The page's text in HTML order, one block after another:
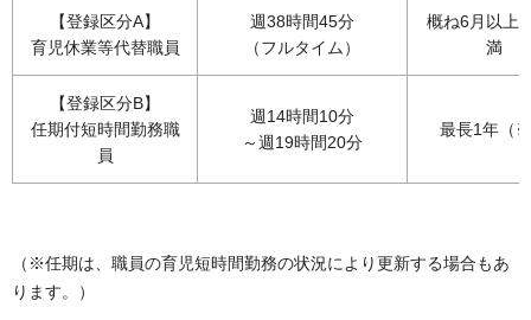
【登録区分A】
育児休業等代替職員
週38時間45分
（フルタイム）
概ね6月以上
満
【登録区分B】
任期付短時間勤務職
員
週14時間10分
～週19時間20分
最長1年（
（※任期は、職員の育児短時間勤務の状況により更新する場合もあ
ります。）